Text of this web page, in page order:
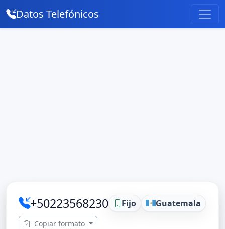
Datos Telefónicos
+50223568230 Fijo Guatemala
Copiar formato